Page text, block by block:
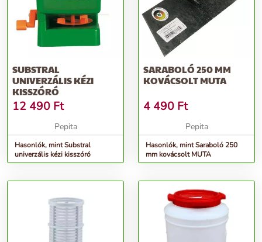
SUBSTRAL
UNIVERZÁLIS KÉZI
KISSZÓRÓ
12 490 Ft
Pepita
Hasonlók, mint Substral
univerzális kézi kisszóró
SARABOLÓ 250 MM
KOVÁCSOLT MUTA
4 490 Ft
Pepita
Hasonlók, mint Saraboló 250
mm kovácsolt MUTA